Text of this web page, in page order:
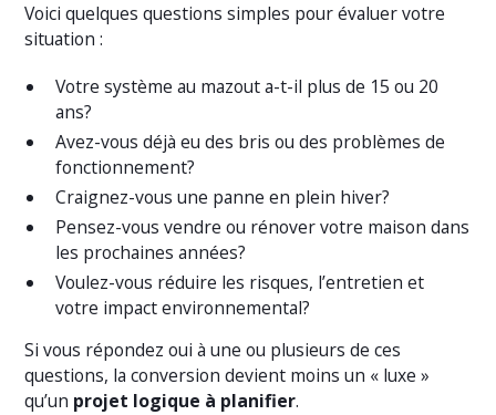
Voici quelques questions simples pour évaluer votre
situation :
Votre système au mazout a-t-il plus de 15 ou 20
ans?
Avez-vous déjà eu des bris ou des problèmes de
fonctionnement?
Craignez-vous une panne en plein hiver?
Pensez-vous vendre ou rénover votre maison dans
les prochaines années?
Voulez-vous réduire les risques, l’entretien et
votre impact environnemental?
Si vous répondez oui à une ou plusieurs de ces
questions, la conversion devient moins un « luxe »
qu’un projet logique à planifier.